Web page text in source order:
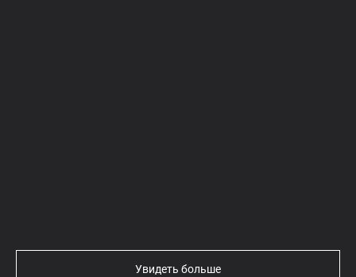
Увидеть больше